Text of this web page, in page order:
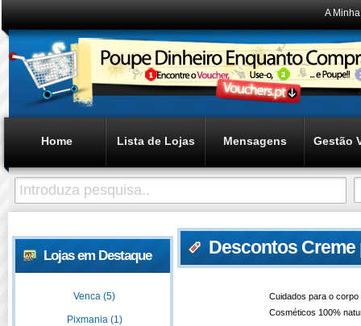
A
Home Lista de Lojas Mensagens Gestão
Lojas em Destaque
Venca (5)
Pixmania (1)
Descontos Creme
Cuidados para o corpo
Cosméticos 100%